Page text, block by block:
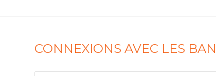
CONNEXIONS AVEC LES